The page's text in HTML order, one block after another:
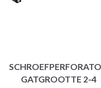
GATGROOTTE 2-4